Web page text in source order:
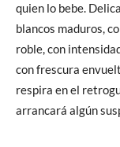
quien lo bebe.
blancos maduros,
roble, con
con frescura
respira en el
arrancará algún